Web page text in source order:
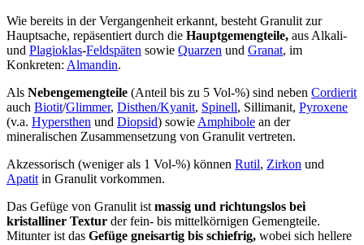
Wie bereits in der Vergangenheit erkannt, besteht Granulit zur
Hauptsache, repäsentiert durch die Hauptgemengteile, aus Alkali-
und Plagioklas-Feldspäten sowie Quarzen und Granat, im
Konkreten: Almandin.
Als Nebengemengteile (Anteil bis zu 5 Vol-%) sind neben Cordierit
auch Biotit/Glimmer, Disthen/Kyanit, Spinell, Sillimanit, Pyroxene
(v.a. Hypersthen und Diopsid) sowieAmphibole an der
mineralischen Zusammensetzung von Granulit vertreten.
Akzessorisch (weniger als 1 Vol-%) können Rutil, Zirkon und
Apatitin Granulit vorkommen.
Das Gefüge von Granulit istmassig und richtungslos bei
kristalliner Textur der fein- bis mittelkörnigen Gemengteile.
Mitunter ist das Gefüge gneisartig bis schiefrig, wobei sich hellere